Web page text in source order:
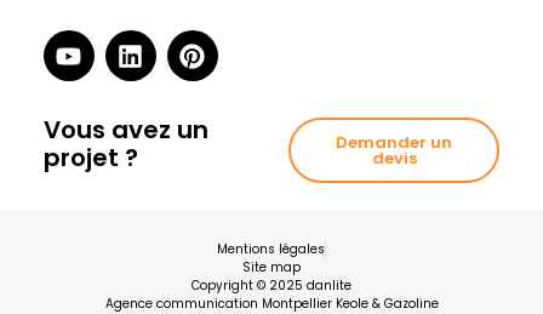
Vous avez un
projet ?
Demander un
devis
Mentions légales
Site map
Copyright © 2025 danlite
Agence communication Montpellier Keole & Gazoline